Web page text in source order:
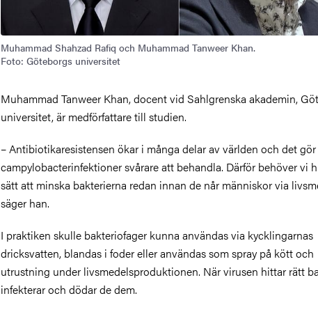
Muhammad Shahzad Rafiq och Muhammad Tanweer Khan.
Foto: Göteborgs universitet
Muhammad Tanweer Khan, docent vid Sahlgrenska akademin,
universitet, är medförfattare till studien.
– Antibiotikaresistensen ökar i många delar av världen och det gör
campylobacterinfektioner svårare att behandla. Därför behöver vi
sätt att minska bakterierna redan innan de når människor via
säger han.
I praktiken skulle bakteriofager kunna användas via kycklingarnas
dricksvatten, blandas i foder eller användas som spray på kött och
utrustning under livsmedelsproduktionen. När virusen hittar rätt
infekterar och dödar de dem.